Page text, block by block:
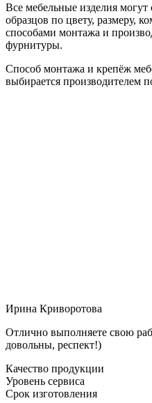
Все мебельные изделия могут
образцов по цвету, размеру,
способами монтажа и
фурнитуры.
Способ монтажа и крепёж
выбирается производителем
Ирина Криворотова
Отлично выполняете свою
довольны, респект!)
Качество продукции
Уровень сервиса
Срок изготовления